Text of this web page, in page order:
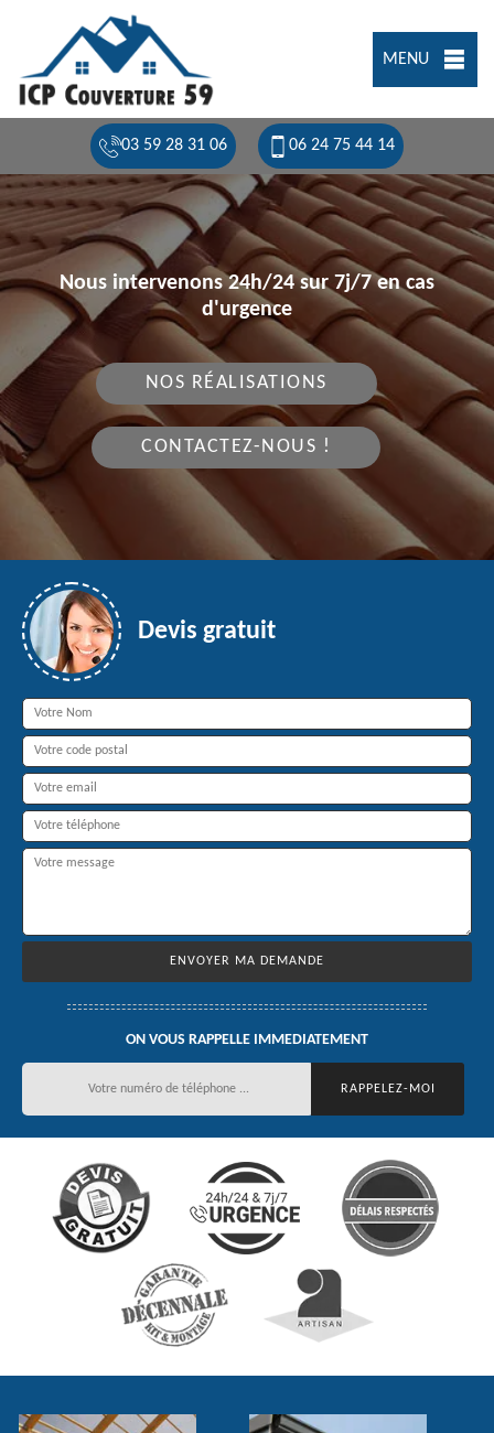
MENU
03 59 28 31 06 06 24 75 44 14
Nous intervenons 24h/24 sur 7j/7 en cas
d'urgence
NOS RÉALISATIONS
CONTACTEZ-NOUS !
Devis gratuit
ON VOUS RAPPELLE IMMEDIATEMENT